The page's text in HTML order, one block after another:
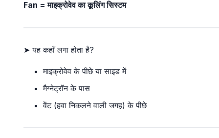
Fan = माइक्रोवेव का कूलिंग सिस्टम
➤ यह कहाँ लगा होता है?
माइक्रोवेव के पीछे या साइड में
मैग्नेट्रॉन के पास
वेंट (हवा निकलने वाली जगह) के पीछे